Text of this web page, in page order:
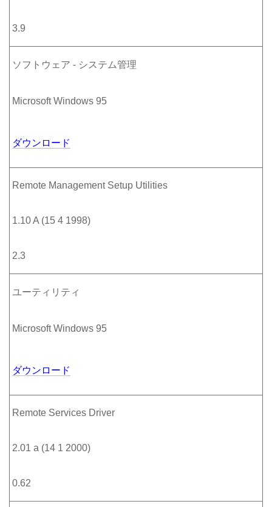
3.9
ソフトウェア - システム管理
Microsoft Windows 95
ダウンロード
Remote Management Setup Utilities
1.10 A (15 4 1998)
2.3
ユーティリティ
Microsoft Windows 95
ダウンロード
Remote Services Driver
2.01 a (14 1 2000)
0.62